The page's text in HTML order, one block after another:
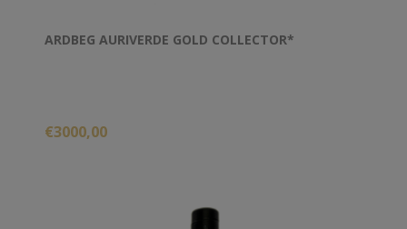
ARDBEG AURIVERDE GOLD COLLECTOR*
€3000,00